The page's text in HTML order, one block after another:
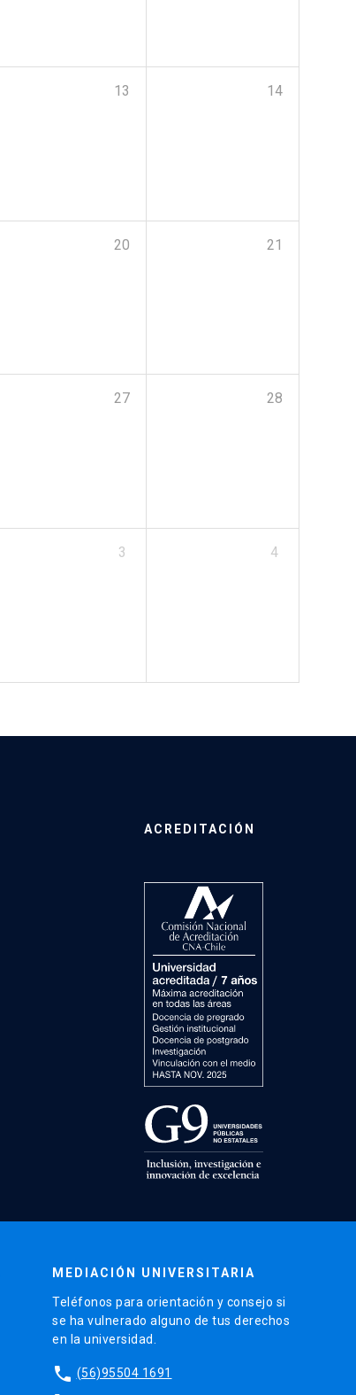
13 14
20 21
27 28
3 4
ACREDITACIÓN
MEDIACIÓN UNIVERSITARIA
Teléfonos para orientación y consejo si
se ha vulnerado alguno de tus derechos
en la universidad.
phone (56)95504 1691